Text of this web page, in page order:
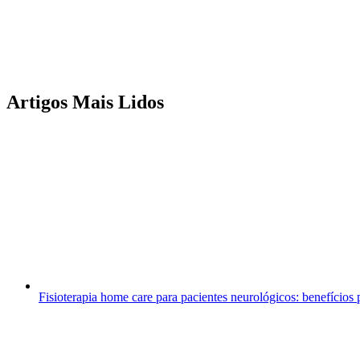
Artigos Mais Lidos
Fisioterapia home care para pacientes neurológicos: